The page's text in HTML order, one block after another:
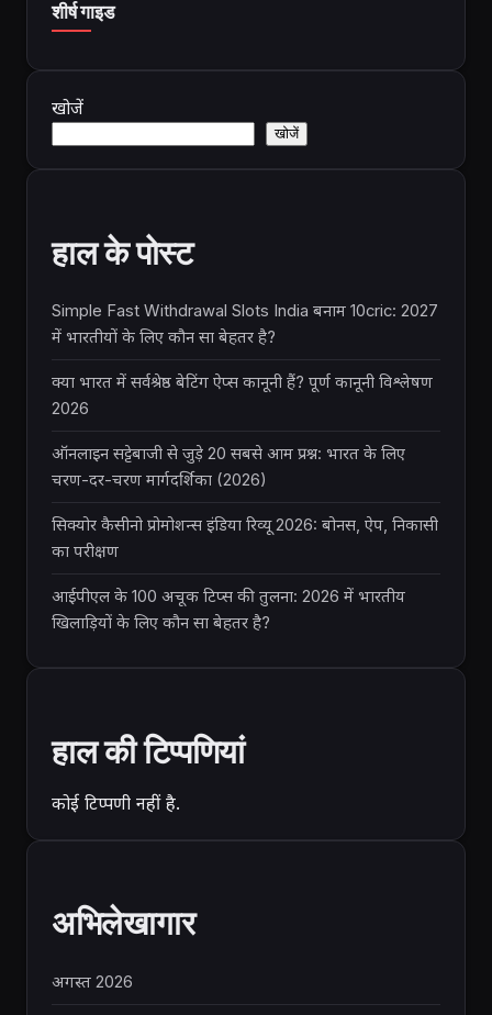
शीर्ष गाइड
खोजें
खोजें
हाल के पोस्ट
Simple Fast Withdrawal Slots India बनाम 10cric: 2027
में भारतीयों के लिए कौन सा बेहतर है?
क्या भारत में सर्वश्रेष्ठ बेटिंग ऐप्स कानूनी हैं? पूर्ण कानूनी विश्लेषण
2026
ऑनलाइन सट्टेबाजी से जुड़े 20 सबसे आम प्रश्न: भारत के लिए
चरण-दर-चरण मार्गदर्शिका (2026)
सिक्योर कैसीनो प्रोमोशन्स इंडिया रिव्यू 2026: बोनस, ऐप, निकासी
का परीक्षण
आईपीएल के 100 अचूक टिप्स की तुलना: 2026 में भारतीय
खिलाड़ियों के लिए कौन सा बेहतर है?
हाल की टिप्पणियां
कोई टिप्पणी नहीं है.
अभिलेखागार
अगस्त 2026